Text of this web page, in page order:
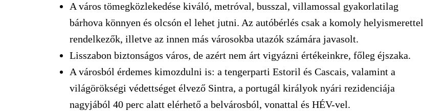
A város tömegközlekedése kiváló, metróval, busszal, villamossal gyakorlatilag
bárhova könnyen és olcsón el lehet jutni. Az autóbérlés csak a komoly helyismerettel
rendelkezők, illetve az innen más városokba utazók számára javasolt.
Lisszabon biztonságos város, de azért nem árt vigyázni értékeinkre, főleg éjszaka.
A városból érdemes kimozdulni is: a tengerparti Estoril és Cascais, valamint a
világörökségi védettséget élvező Sintra, a portugál királyok nyári rezidenciája
nagyjából 40 perc alatt elérhető a belvárosból, vonattal és HÉV-vel.